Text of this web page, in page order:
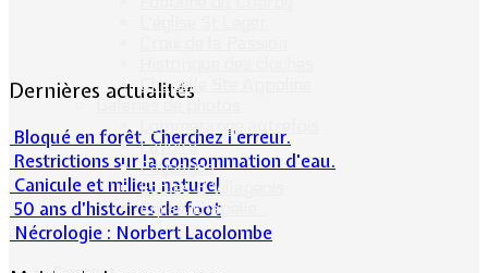
Chapelle Ste Appoline
Galeries de photos
Lommerange autrefois
Lavoirs
Paysages
Écoles & Villageois
Église, chapelle...
Dernières actualités
Bloqué en forêt. Cherchez l’erreur.
Restrictions sur la consommation d'eau.
Canicule et milieu naturel
50 ans d’histoires de foot
Nécrologie : Norbert Lacolombe